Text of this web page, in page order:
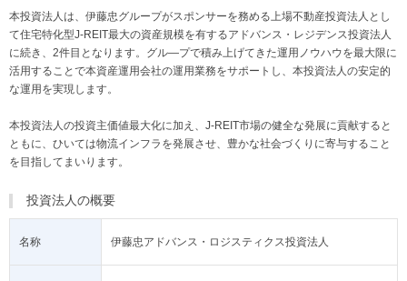
本投資法人は、伊藤忠グループがスポンサーを務める上場不動産投資法人とし
て住宅特化型J-REIT最大の資産規模を有するアドバンス・レジデンス投資法人
に続き、2件目となります。グル―プで積み上げてきた運用ノウハウを最大限に
活用することで本資産運用会社の運用業務をサポートし、本投資法人の安定的
な運用を実現します。
本投資法人の投資主価値最大化に加え、J-REIT市場の健全な発展に貢献すると
ともに、ひいては物流インフラを発展させ、豊かな社会づくりに寄与すること
を目指してまいります。
投資法人の概要
名称 伊藤忠アドバンス・ロジスティクス投資法人